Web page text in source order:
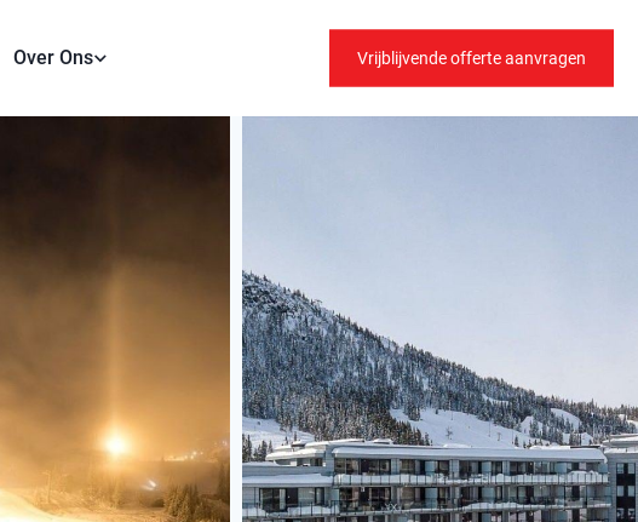
Over Ons Vrijblijvende offerte aanvragen